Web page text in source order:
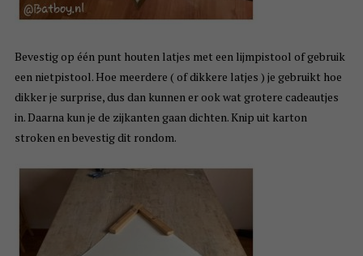
Bevestig op één punt houten latjes met een lijmpistool of gebruik
een nietpistool. Hoe meerdere ( of dikkere latjes ) je gebruikt hoe
dikker je surprise, dus dan kunnen er ook wat grotere cadeautjes
in. Daarna kun je de zijkanten gaan dichten. Knip uit karton
stroken en bevestig dit rondom.